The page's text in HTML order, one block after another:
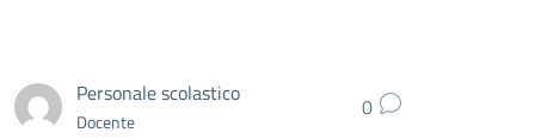
Personale scolastico
Docente 0